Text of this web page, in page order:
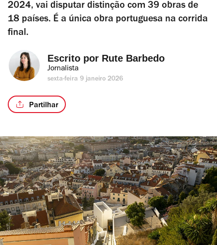
2024, vai disputar distinção com 39 obras de
18 países. É a única obra portuguesa na corrida
final.
Escrito por Rute Barbedo
Jornalista
sexta-feira 9 janeiro 2026
Partilhar